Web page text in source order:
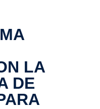
LA
DE